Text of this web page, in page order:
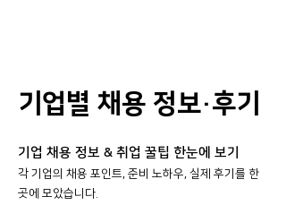
기업별 채용 정보·후기
기업 채용 정보 & 취업 꿀팁 한눈에 보기
각 기업의 채용 포인트, 준비 노하우, 실제 후기를 한
곳에 모았습니다.